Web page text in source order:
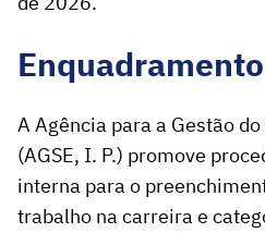
Enquadramento
A Agência para a Gestão
(AGSE, I. P.) promove
interna para o
trabalho na carreira e